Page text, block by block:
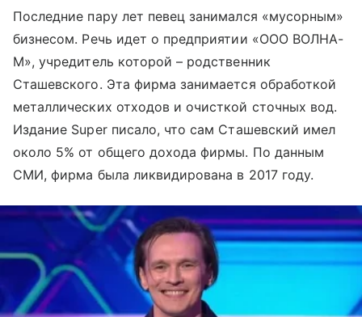
Последние пару лет певец занимался «мусорным»
бизнесом. Речь идет о предприятии «ООО ВОЛНА-
М», учредитель которой – родственник
Сташевского. Эта фирма занимается обработкой
металлических отходов и очисткой сточных вод.
Издание Super писало, что сам Сташевский имел
около 5% от общего дохода фирмы. По данным
СМИ, фирма была ликвидирована в 2017 году.